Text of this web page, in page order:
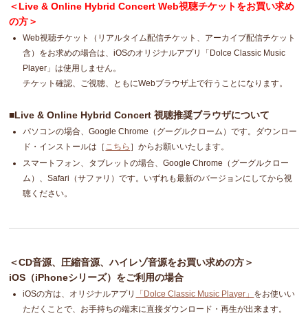
＜Live & Online Hybrid Concert Web視聴チケットをお買い求め
の方＞
Web視聴チケット（リアルタイム配信チケット、アーカイブ配信チケット
含）をお求めの場合は、iOSのオリジナルアプリ「Dolce Classic Music
Player」は使用しません。
チケット確認、ご視聴、ともにWebブラウザ上で行うことになります。
■Live & Online Hybrid Concert 視聴推奨ブラウザについて
パソコンの場合、Google Chrome（グーグルクローム）です。ダウンロー
ド・インストールは［ こちら ］からお願いいたします。
スマートフォン、タブレットの場合、Google Chrome（グーグルクロー
ム）、Safari（サファリ）です。いずれも最新のバージョンにしてから視
聴ください。
＜CD音源、圧縮音源、ハイレゾ音源をお買い求めの方＞
iOS（iPhoneシリーズ）をご利用の場合
iOSの方は、オリジナルアプリ 「Dolce Classic Music Player」 をお使いい
ただくことで、お手持ちの端末に直接ダウンロード・再生が出来ます。